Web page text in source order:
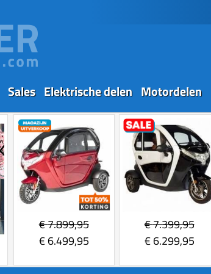
Sales Elektrische delen Motordelen
€7.899,95
€6.499,95
€7.399,95
€6.299,95